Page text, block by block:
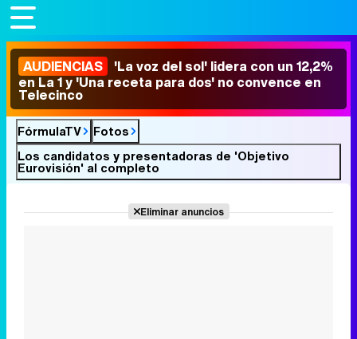
AUDIENCIAS 'La voz del sol' lidera con un 12,2%
en La 1 y 'Una receta para dos' no convence en
Telecinco
FórmulaTV
Fotos
Los candidatos y presentadoras de 'Objetivo
Eurovisión' al completo
Eliminar anuncios